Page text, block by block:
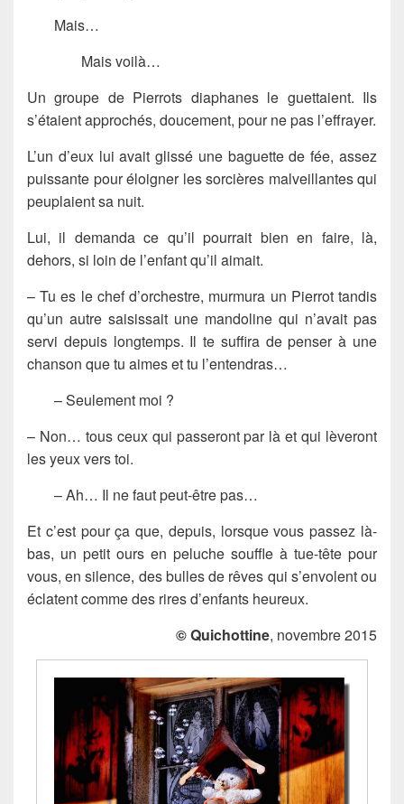
Mais…
Mais voilà…
Un groupe de Pierrots diaphanes le guettaient. Ils
s’étaient approchés, doucement, pour ne pas l’effrayer.
L’un d’eux lui avait glissé une baguette de fée, assez
puissante pour éloigner les sorcières malveillantes qui
peuplaient sa nuit.
Lui, il demanda ce qu’il pourrait bien en faire, là,
dehors, si loin de l’enfant qu’il aimait.
– Tu es le chef d’orchestre, murmura un Pierrot tandis
qu’un autre saisissait une mandoline qui n’avait pas
servi depuis longtemps. Il te suffira de penser à une
chanson que tu aimes et tu l’entendras…
– Seulement moi ?
– Non… tous ceux qui passeront par là et qui lèveront
les yeux vers toi.
– Ah… Il ne faut peut-être pas…
Et c’est pour ça que, depuis, lorsque vous passez là-
bas, un petit ours en peluche souffle à tue-tête pour
vous, en silence, des bulles de rêves qui s’envolent ou
éclatent comme des rires d’enfants heureux.
© Quichottine, novembre 2015